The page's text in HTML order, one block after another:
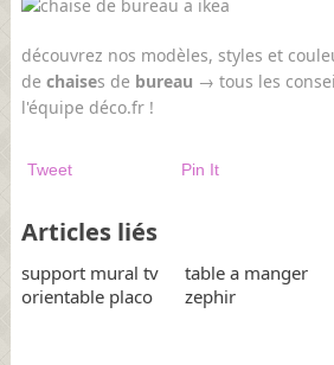
découvrez nos modèles, styles et
de chaises de bureau → tous les
l'équipe déco.fr !
Tweet Pin It
Articles liés
support mural tv
orientable placo
table a manger
zephir